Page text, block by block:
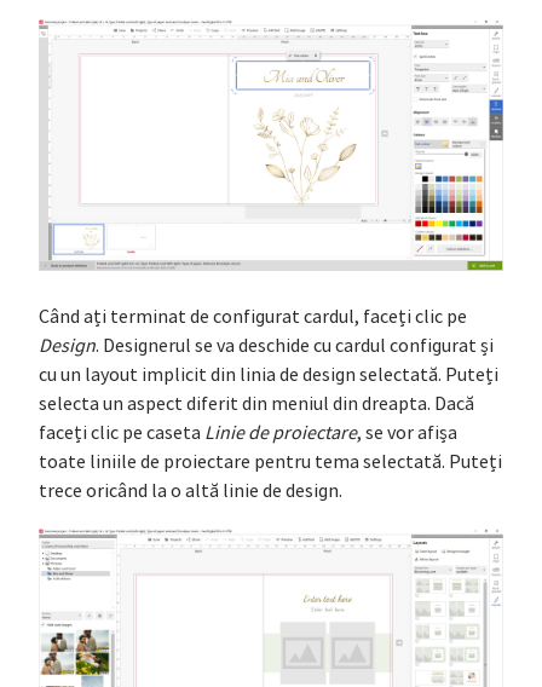
Când ați terminat de configurat cardul, faceți clic pe
Design. Designerul se va deschide cu cardul configurat și
cu un layout implicit din linia de design selectată. Puteți
selecta un aspect diferit din meniul din dreapta. Dacă
faceți clic pe caseta Linie de proiectare, se vor afișa
toate liniile de proiectare pentru tema selectată. Puteți
trece oricând la o altă linie de design.